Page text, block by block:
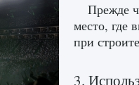
Прежде
место, где
при
3.